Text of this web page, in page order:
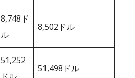
8,748ド
ル
8,502ドル
51,252
51,498ドル